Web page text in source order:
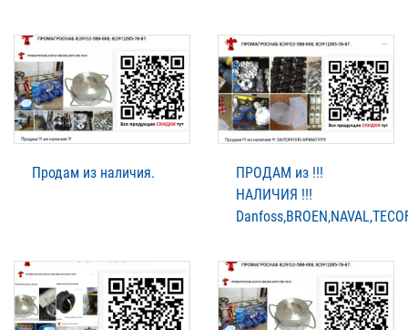
Продам из наличия.
ПРОДАМ из !!!
НАЛИЧИЯ !!!